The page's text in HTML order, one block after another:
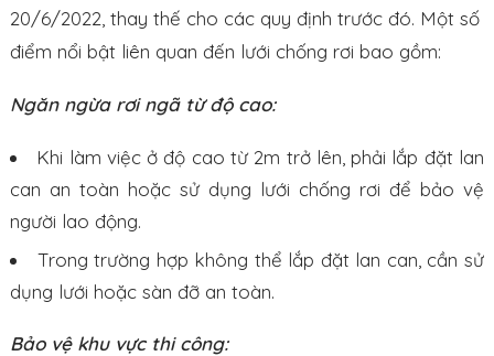
20/6/2022, thay thế cho các quy định trước đó. Một số
điểm nổi bật liên quan đến lưới chống rơi bao gồm:
Ngăn ngừa rơi ngã từ độ cao:
Khi làm việc ở độ cao từ 2m trở lên, phải lắp đặt lan
can an toàn hoặc sử dụng lưới chống rơi để bảo vệ
người lao động.
Trong trường hợp không thể lắp đặt lan can, cần sử
dụng lưới hoặc sàn đỡ an toàn.
Bảo vệ khu vực thi công: